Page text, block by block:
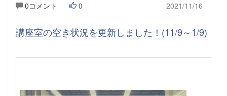
0コメント 0 2021/11/16
講座室の空き状況を更新しました！(11/9～1/9)